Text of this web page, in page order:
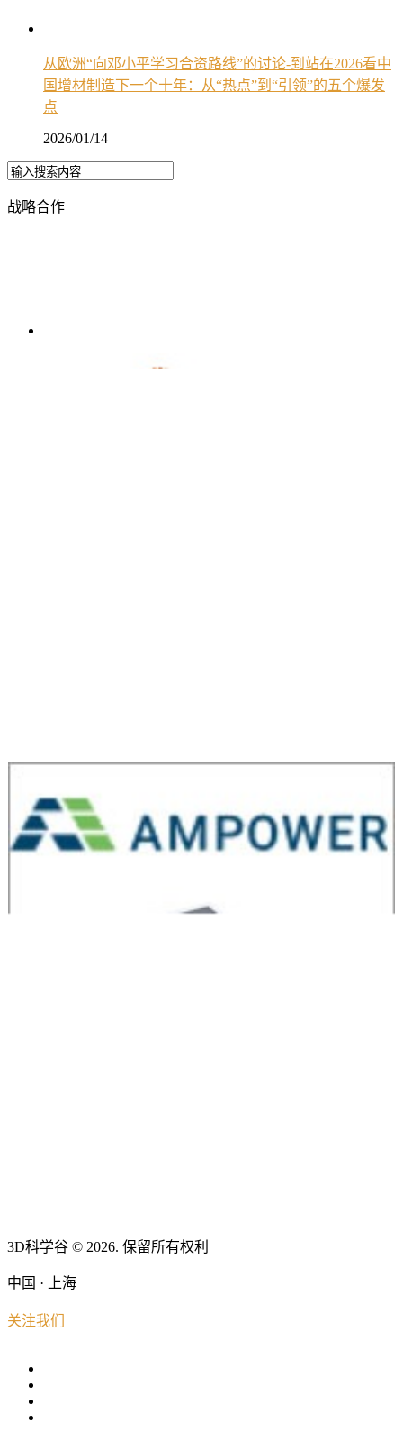
从欧洲“向邓小平学习合资路线”的讨论-到站在2026看中
国增材制造下一个十年：从“热点”到“引领”的五个爆发
点
2026/01/14
战略合作
3D科学谷 © 2026. 保留所有权利
中国 · 上海
关注我们